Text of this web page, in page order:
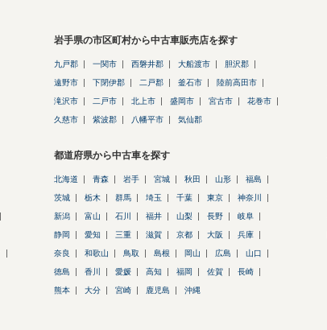
岩手県の市区町村から中古車販売店を探す
九戸郡 一関市 西磐井郡 大船渡市 胆沢郡
遠野市 下閉伊郡 二戸郡 釜石市 陸前高田市
滝沢市 二戸市 北上市 盛岡市 宮古市 花巻市
久慈市 紫波郡 八幡平市 気仙郡
都道府県から中古車を探す
北海道 青森 岩手 宮城 秋田 山形 福島
茨城 栃木 群馬 埼玉 千葉 東京 神奈川
新潟 富山 石川 福井 山梨 長野 岐阜
静岡 愛知 三重 滋賀 京都 大阪 兵庫
奈良 和歌山 鳥取 島根 岡山 広島 山口
徳島 香川 愛媛 高知 福岡 佐賀 長崎
熊本 大分 宮崎 鹿児島 沖縄